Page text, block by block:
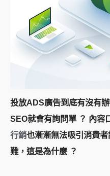
投放ADS廣告到底有沒有
SEO就會有詢問單 ？ 內容
行銷也漸漸無法吸引消費
難，這是為什麼 ？